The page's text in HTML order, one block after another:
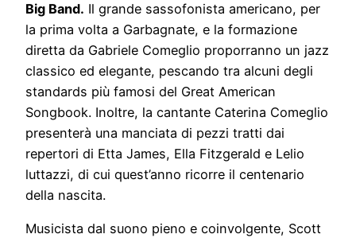
Big Band. Il grande sassofonista americano, per
la prima volta a Garbagnate, e la formazione
diretta da Gabriele Comeglio proporranno un jazz
classico ed elegante, pescando tra alcuni degli
standards più famosi del Great American
Songbook. Inoltre, la cantante Caterina Comeglio
presenterà una manciata di pezzi tratti dai
repertori di Etta James, Ella Fitzgerald e Lelio
luttazzi, di cui quest’anno ricorre il centenario
della nascita.
Musicista dal suono pieno e coinvolgente, Scott